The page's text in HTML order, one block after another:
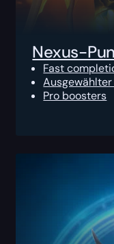
Nexus-
Fast
Pro boosters